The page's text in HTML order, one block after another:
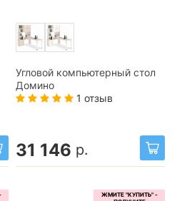
Угловой компьютерный стол
Домино
1 отзыв
31 146 р.